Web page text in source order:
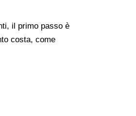
il primo passo è
costa, come